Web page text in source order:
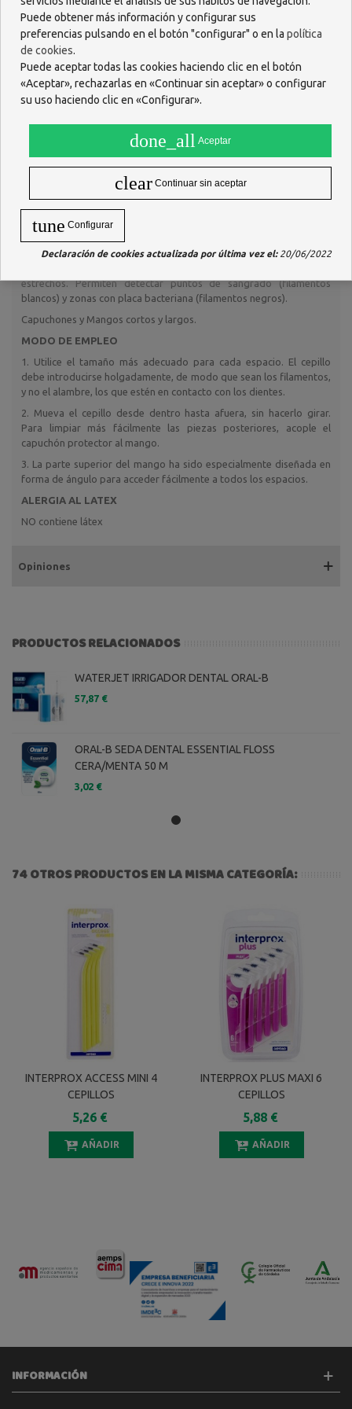
La innovadora fabricación con filamentos de Tynex de alta calidad
ofrece un mayor cuidado de las encías, ya que su diseño a doble
color permite que los filamentos blancos detecten los puntos de
sangrado y que los negros revelen la presencia de biofilm
interdental. El alambre, de acero inoxidable, está recubierto de
Poliuretano (material plástico), para proteger mejor la encía,
dientes e implantes. El cepillo, además, posee un capuchón
Material de las fibras: Tynex.
estrechos. Permiten detectar puntos de sangrado (filamentos
blancos) y zonas con placa bacteriana (filamentos negros).
Capuchones y Mangos cortos y largos.
MODO DE EMPLEO
1. Utilice el tamaño más adecuado para cada espacio. El cepillo
debe introducirse holgadamente, de modo que sean los filamentos,
y no el alambre, los que estén en contacto con los dientes.
2. Mueva el cepillo desde dentro hasta afuera, sin hacerlo girar.
Para limpiar más fácilmente las piezas posteriores, acople el
capuchón protector al mango.
3. La parte superior del mango ha sido especialmente diseñada en
forma de ángulo para acceder fácilmente a todos los espacios.
ALERGIA AL LATEX
NO contiene látex
Opiniones
PRODUCTOS RELACIONADOS
WATERJET IRRIGADOR DENTAL ORAL-B
57,87 €
ORAL-B SEDA DENTAL ESSENTIAL FLOSS
CERA/MENTA 50 M
3,02 €
74 OTROS PRODUCTOS EN LA MISMA CATEGORÍA:
INTERPROX ACCESS MINI 4
CEPILLOS
5,26 €
AÑADIR
INTERPROX PLUS MAXI 6
CEPILLOS
5,88 €
AÑADIR
INFORMACIÓN
Puede obtener más información y configurar sus
preferencias pulsando en el botón "configurar" o en la política
de cookies.
Puede aceptar todas las cookies haciendo clic en el botón
«Aceptar», rechazarlas en «Continuar sin aceptar» o configurar
su uso haciendo clic en «Configurar».
done_all Aceptar
clear Continuar sin aceptar
tune Configurar
Declaración de cookies actualizada por última vez el:20/06/2022